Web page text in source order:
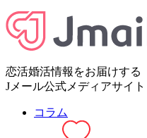
恋活婚活情報をお届けする
Jメール公式メディアサイト
コラム